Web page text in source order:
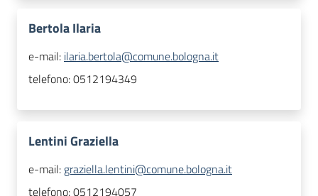
Bertola Ilaria
e-mail: ilaria.bertola@comune.bologna.it
telefono:0512194349
Lentini Graziella
e-mail: graziella.lentini@comune.bologna.it
telefono:0512194057